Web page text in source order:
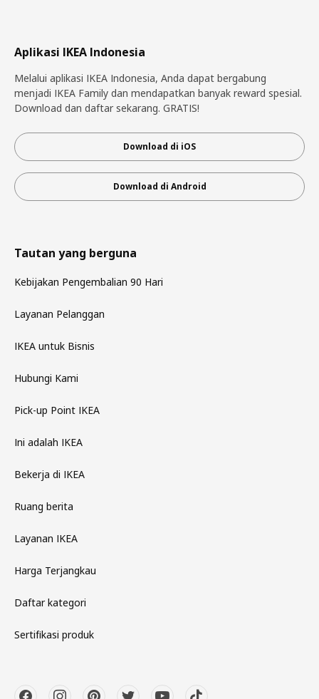
Aplikasi IKEA Indonesia
Melalui aplikasi IKEA Indonesia, Anda dapat bergabung
menjadi IKEA Family dan mendapatkan banyak reward spesial.
Download dan daftar sekarang. GRATIS!
Download di iOS
Download di Android
Tautan yang berguna
Kebijakan Pengembalian 90 Hari
Layanan Pelanggan
IKEA untuk Bisnis
Hubungi Kami
Pick-up Point IKEA
Ini adalah IKEA
Bekerja di IKEA
Ruang berita
Layanan IKEA
Harga Terjangkau
Daftar kategori
Sertifikasi produk